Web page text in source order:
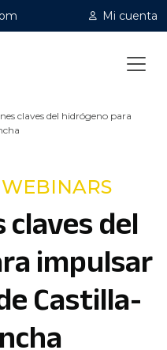
Mi cuenta
claves del hidrógeno para
del
impulsar
Castilla-